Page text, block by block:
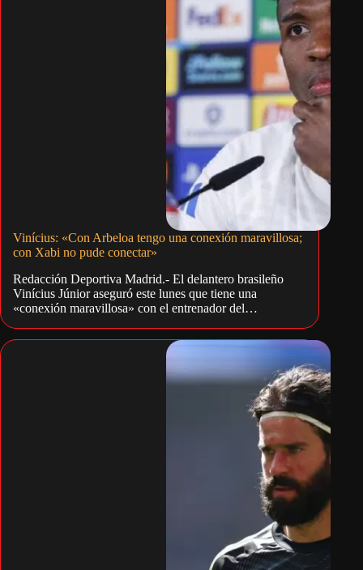
Vinícius: «Con Arbeloa tengo una conexión maravillosa;
con Xabi no pude conectar»
Redacción Deportiva Madrid.- El delantero brasileño
Vinícius Júnior aseguró este lunes que tiene una
«conexión maravillosa» con el entrenador del…